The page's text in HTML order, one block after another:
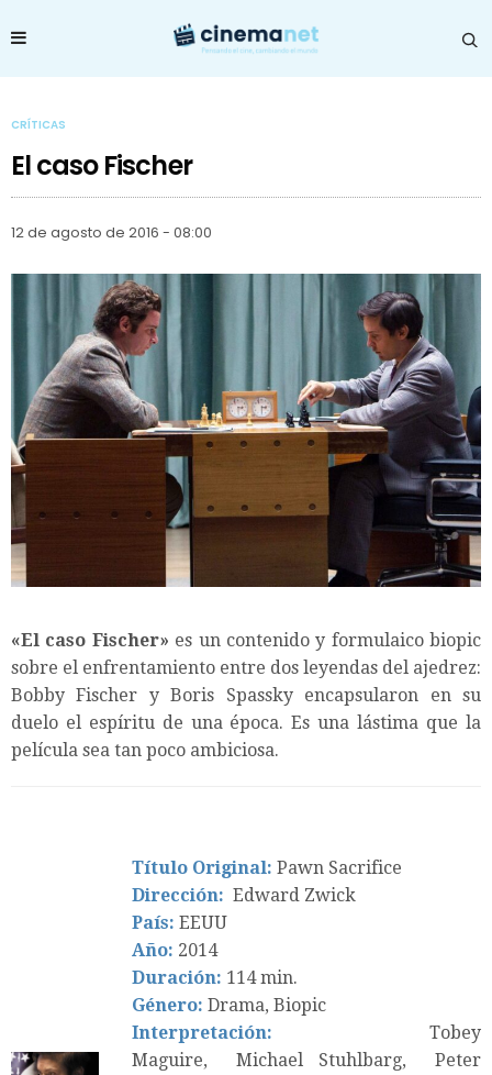
CRÍTICAS
El caso Fischer
12 de agosto de 2016 - 08:00
«El caso Fischer» es un contenido y formulaico biopic
sobre el enfrentamiento entre dos leyendas del ajedrez:
Bobby Fischer y Boris Spassky encapsularon en su
duelo el espíritu de una época. Es una lástima que la
película sea tan poco ambiciosa.
Título Original: Pawn Sacrifice
Dirección: Edward Zwick
País: EEUU
Año: 2014
Duración: 114 min.
Género: Drama, Biopic
Interpretación: Tobey
Maguire, Michael Stuhlbarg, Peter